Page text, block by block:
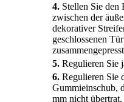
4. Stellen Sie den
zwischen der
dekorativer
geschlossenen
5. Regulieren Sie
6. Regulieren Sie
Gummieinschub,
mm nicht übertrat.